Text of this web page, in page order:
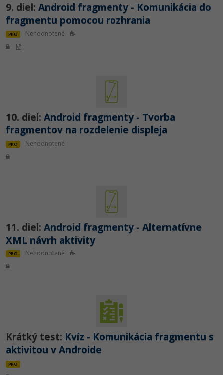
9. diel: Android fragmenty - Komunikácia do
fragmentu pomocou rozhrania
PRO Nehodnotené
10. diel: Android fragmenty - Tvorba
fragmentov na rozdelenie displeja
PRO Nehodnotené
11. diel: Android fragmenty - Alternatívne
XML návrh aktivity
PRO Nehodnotené
Krátký test: Kvíz - Komunikácia fragmentu s
aktivitou v Androide
PRO